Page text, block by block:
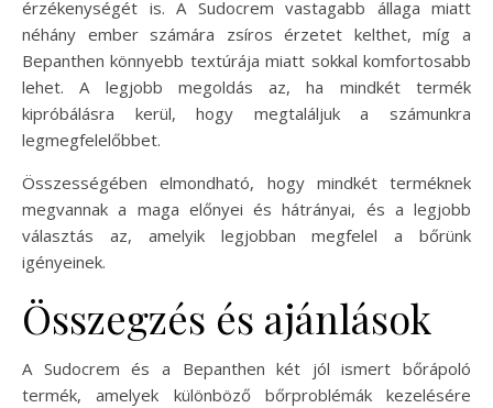
érzékenységét is. A Sudocrem vastagabb állaga miatt
néhány ember számára zsíros érzetet kelthet, míg a
Bepanthen könnyebb textúrája miatt sokkal komfortosabb
lehet. A legjobb megoldás az, ha mindkét termék
kipróbálásra kerül, hogy megtaláljuk a számunkra
legmegfelelőbbet.
Összességében elmondható, hogy mindkét terméknek
megvannak a maga előnyei és hátrányai, és a legjobb
választás az, amelyik legjobban megfelel a bőrünk
igényeinek.
Összegzés és ajánlások
A Sudocrem és a Bepanthen két jól ismert bőrápoló
termék, amelyek különböző bőrproblémák kezelésére